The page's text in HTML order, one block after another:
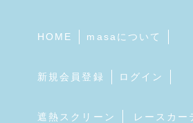
HOME masaについて
新規会員登録 ログイン
遮熱スクリーン レースカー